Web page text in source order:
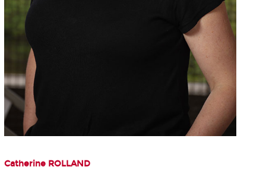
Catherine ROLLAND